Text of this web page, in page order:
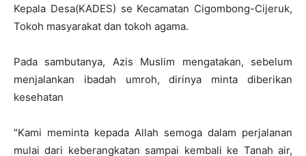
Kepala Desa(KADES) se Kecamatan Cigombong-Cijeruk,
Tokoh masyarakat dan tokoh agama.
Pada sambutanya, Azis Muslim mengatakan, sebelum
menjalankan ibadah umroh, dirinya minta diberikan
kesehatan
"Kami meminta kepada Allah semoga dalam perjalanan
mulai dari keberangkatan sampai kembali ke Tanah air,